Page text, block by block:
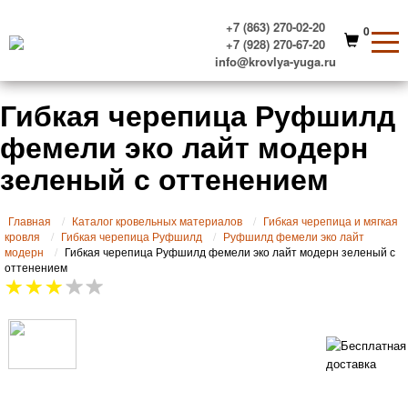
+7 (863) 270-02-20
+7 (928) 270-67-20
info@krovlya-yuga.ru
0
Гибкая черепица Руфшилд
фемели эко лайт модерн
зеленый с оттенением
Главная Каталог кровельных материалов
Гибкая черепица и мягкая
кровля
Гибкая черепица Руфшилд
Руфшилд фемели эко лайт
модерн
Гибкая черепица Руфшилд фемели эко лайт модерн зеленый с
оттенением